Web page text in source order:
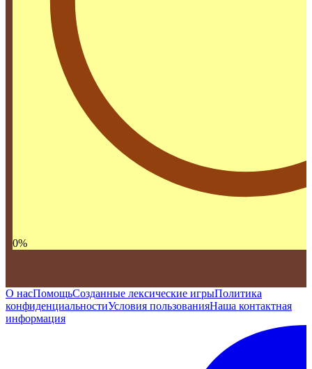
0%
О насПомощьСозданные лексические игрыПолитика
конфиденциальностиУсловия пользованияНаша контактная
информация